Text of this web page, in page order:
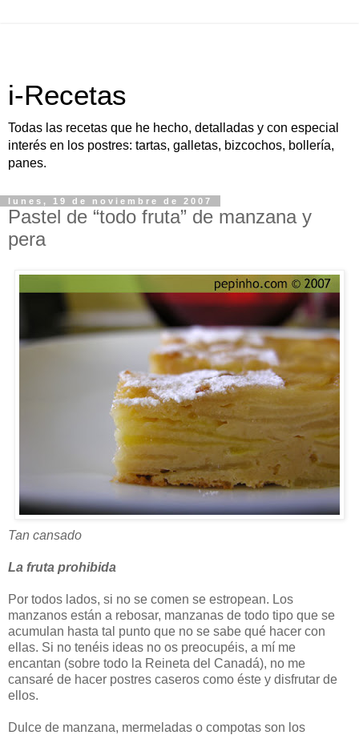
i-Recetas
Todas las recetas que he hecho, detalladas y con especial
interés en los postres: tartas, galletas, bizcochos, bollería,
panes.
lunes, 19 de noviembre de 2007
Pastel de “todo fruta” de manzana y
pera
Tan cansado
La fruta prohibida
Por todos lados, si no se comen se estropean. Los
manzanos están a rebosar, manzanas de todo tipo que se
acumulan hasta tal punto que no se sabe qué hacer con
ellas. Si no tenéis ideas no os preocupéis, a mí me
encantan (sobre todo la Reineta del Canadá), no me
cansaré de hacer postres caseros como éste y disfrutar de
ellos.
Dulce de manzana, mermeladas o compotas son los